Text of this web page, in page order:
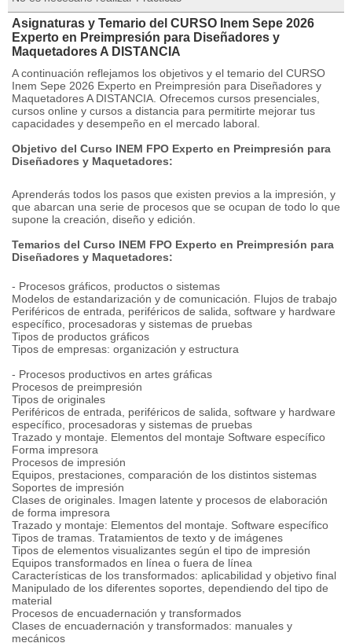
Asignaturas y Temario del CURSO Inem Sepe 2026
Experto en Preimpresión para Diseñadores y
Maquetadores A DISTANCIA
A continuación reflejamos los objetivos y el temario del CURSO
Inem Sepe 2026 Experto en Preimpresión para Diseñadores y
Maquetadores A DISTANCIA. Ofrecemos cursos presenciales,
cursos online y cursos a distancia para permitirte mejorar tus
capacidades y desempeño en el mercado laboral.
Objetivo del Curso INEM FPO Experto en Preimpresión para
Diseñadores y Maquetadores:
Aprenderás todos los pasos que existen previos a la impresión, y
que abarcan una serie de procesos que se ocupan de todo lo que
supone la creación, diseño y edición.
Temarios del Curso INEM FPO Experto en Preimpresión para
Diseñadores y Maquetadores:
- Procesos gráficos, productos o sistemas
Modelos de estandarización y de comunicación. Flujos de trabajo
Periféricos de entrada, periféricos de salida, software y hardware
específico, procesadoras y sistemas de pruebas
Tipos de productos gráficos
Tipos de empresas: organización y estructura
- Procesos productivos en artes gráficas
Procesos de preimpresión
Tipos de originales
Periféricos de entrada, periféricos de salida, software y hardware
específico, procesadoras y sistemas de pruebas
Trazado y montaje. Elementos del montaje Software específico
Forma impresora
Procesos de impresión
Equipos, prestaciones, comparación de los distintos sistemas
Soportes de impresión
Clases de originales. Imagen latente y procesos de elaboración
de forma impresora
Trazado y montaje: Elementos del montaje. Software específico
Tipos de tramas. Tratamientos de texto y de imágenes
Tipos de elementos visualizantes según el tipo de impresión
Equipos transformados en línea o fuera de línea
Características de los transformados: aplicabilidad y objetivo final
Manipulado de los diferentes soportes, dependiendo del tipo de
material
Procesos de encuadernación y transformados
Clases de encuadernación y transformados: manuales y
mecánicos